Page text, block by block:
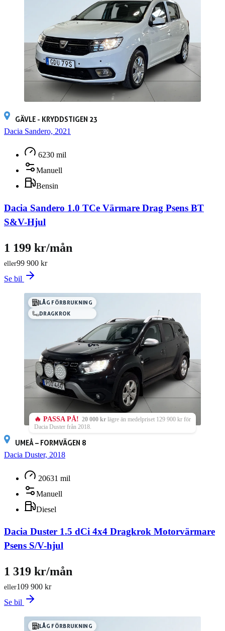
GÄVLE - KRYDDSTIGEN 23
Dacia Sandero, 2021
6230 mil
Manuell
Bensin
Dacia Sandero 1.0 TCe Värmare Drag Psens BT
S&V-Hjul
99 900 kr
eller
1 199 kr/mån
Se bil
LÅG FÖRBRUKNING
DRAGKROK
🔥 PASSA PÅ! 20 000 kr lägre än medelpriset 129 900 kr för
Dacia Duster från 2018.
UMEÅ – FORMVÄGEN 8
Dacia Duster, 2018
20631 mil
Manuell
Diesel
Dacia Duster 1.5 dCi 4x4 Dragkrok Motorvärmare
Psens S/V-hjul
109 900 kr
eller
1 319 kr/mån
Se bil
LÅG FÖRBRUKNING